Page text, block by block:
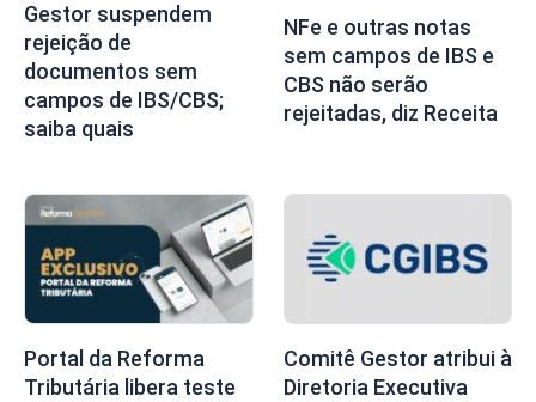
Gestor suspendem
rejeição de
documentos sem
campos de IBS/CBS;
saiba quais
NFe e outras notas
sem campos de IBS e
CBS não serão
rejeitadas, diz Receita
Portal da Reforma
Tributária libera teste
Comitê Gestor atribui à
Diretoria Executiva